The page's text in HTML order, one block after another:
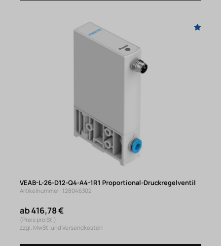
VEAB-L-26-D12-Q4-A4-1R1 Proportional-Druckregelventil
Artikelnummer: 128046302
ab 416,78 €
(Preis pro St.)
zzgl. MwSt. und Versandkosten